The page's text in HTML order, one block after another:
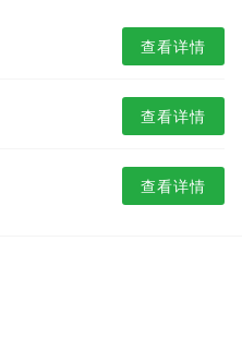
查看详情
查看详情
查看详情